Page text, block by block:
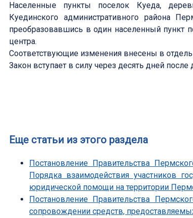
Населенные пункты поселок Куеда,
Куединского административного района
преобразовавшись в один населенный пункт
центра.
Соответствующие изменения внесены в
Закон вступает в силу через десять дней
Еще статьи из этого раздела
Постановление Правительства
Порядка взаимодействия участников
юридической помощи на территории
Постановление Правительства
сопровождении средств,